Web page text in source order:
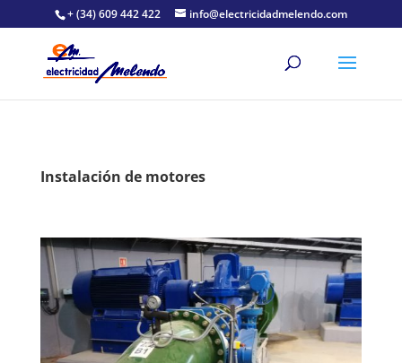
+ (34) 609 442 422 info@electricidadmelendo.com
Instalación de motores